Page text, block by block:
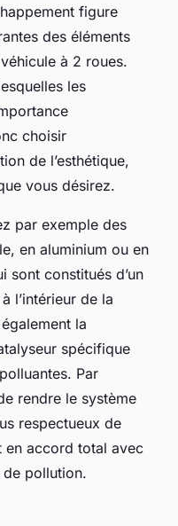
figure
des éléments
à 2 roues.
les
choisir
de l’esthétique,
vous désirez.
par exemple des
en aluminium ou en
sont constitués d’un
l’intérieur de la
la
spécifique
Par
rendre le système
respectueux de
en accord total avec
de pollution.